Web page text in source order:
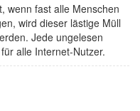
wenn fast alle Menschen
wird dieser lästige Müll
Jede ungelesen
alle Internet-Nutzer.